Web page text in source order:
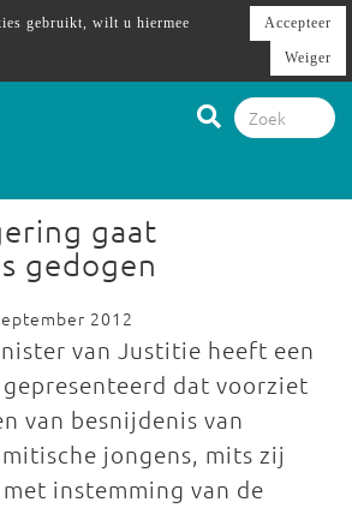
gaat
gedogen
2012
van Justitie heeft een
dat voorziet
van besnijdenis van
jongens, mits zij
instemming van de
gebruikt, wilt u hiermee
Accepteer
Weiger